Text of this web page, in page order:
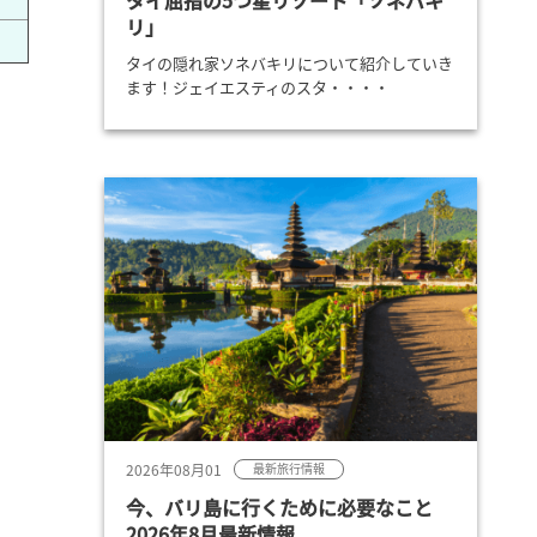
リ」
タイの隠れ家ソネバキリについて紹介していき
ます！ジェイエスティのスタ・・・・
2026年08月01 最新旅行情報
今、バリ島に行くために必要なこと